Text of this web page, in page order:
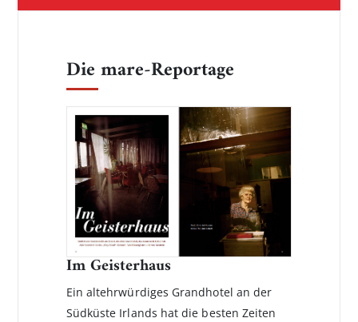
Die mare-Reportage
Im Geisterhaus
Ein altehrwürdiges Grandhotel an der
Südküste Irlands hat die bes­ten Zeiten